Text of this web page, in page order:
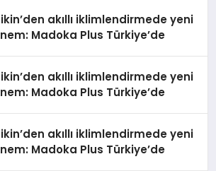
akıllı iklimlendirmede yeni
Madoka Plus Türkiye’de
akıllı iklimlendirmede yeni
Madoka Plus Türkiye’de
akıllı iklimlendirmede yeni
Madoka Plus Türkiye’de